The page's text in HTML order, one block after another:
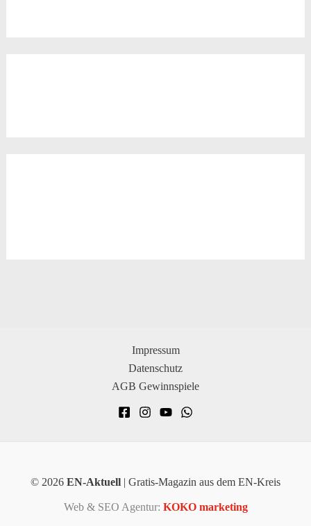
Impressum
Datenschutz
AGB Gewinnspiele
© 2026 EN-Aktuell | Gratis-Magazin aus dem EN-Kreis
Web & SEO Agentur: KOKO marketing